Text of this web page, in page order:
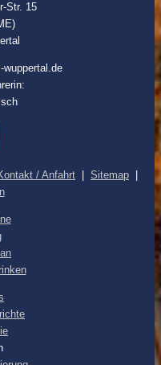
Str. 15
wuppertal.de
/ Anfahrt Sitemap